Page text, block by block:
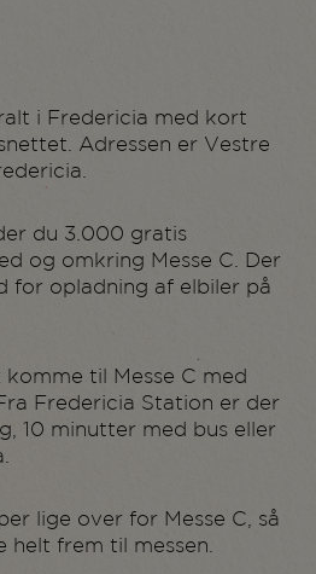
i Fredericia med kort
Adressen er Vestre
du 3.000 gratis
og omkring Messe C. Der
for opladning af elbiler på
komme til Messe C med
Fredericia Station er der
10 minutter med bus eller
lige over for Messe C, så
helt frem til messen.